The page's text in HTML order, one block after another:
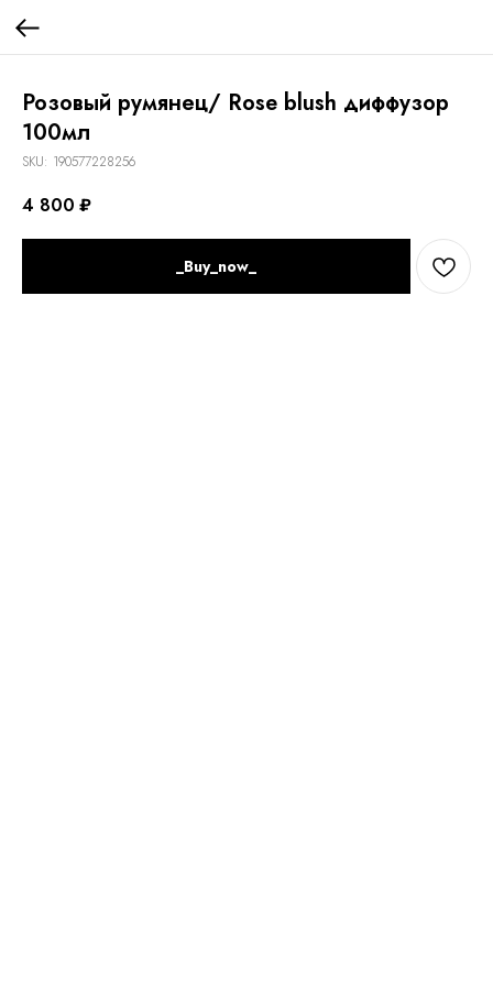
Розовый румянец/ Rose blush диффузор
100мл
SKU: 190577228256
4 800 ₽
_Buy_now_